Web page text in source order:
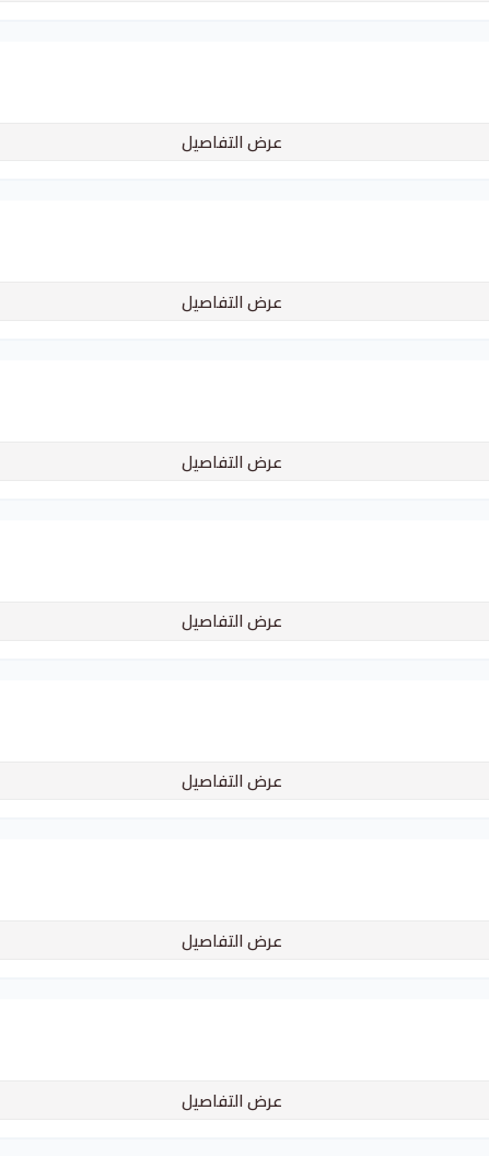
عرض التفاصيل
عرض التفاصيل
عرض التفاصيل
عرض التفاصيل
عرض التفاصيل
عرض التفاصيل
عرض التفاصيل